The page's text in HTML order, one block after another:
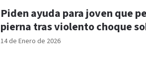
14 de Enero de 2026
Piden ayuda para joven que
pierna tras violento choque